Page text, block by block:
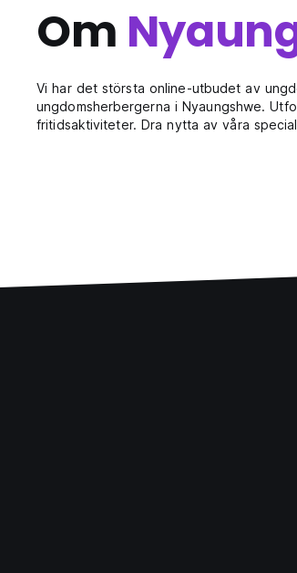
Om
Vi har det största online-utbudet av
ungdomsherbergerna i Nyaungshwe.
fritidsaktiviteter. Dra nytta av våra